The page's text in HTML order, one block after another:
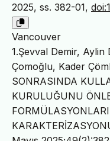
2025, ss. 382-01,
Vancouver
1.Şevval Demir, Aylin
Çomoğlu, Kader
SONRASINDA
KURULUĞUNU